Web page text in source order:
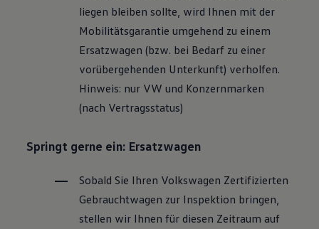
liegen bleiben sollte, wird Ihnen mit der
Mobilitätsgarantie umgehend zu einem
Ersatzwagen (bzw. bei Bedarf zu einer
vorübergehenden Unterkunft) verholfen.
Hinweis: nur VW und Konzernmarken
(nach Vertragsstatus)
Springt gerne ein: Ersatzwagen
Sobald Sie Ihren Volkswagen Zertifizierten
Gebrauchtwagen zur Inspektion bringen,
stellen wir Ihnen für diesen Zeitraum auf